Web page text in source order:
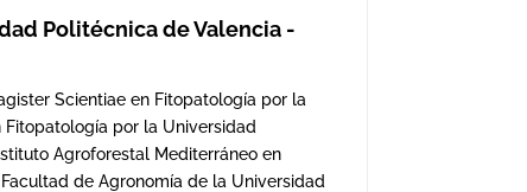
Politécnica de Valencia -
Scientiae en Fitopatología por la
por la Universidad
Agroforestal Mediterráneo en
de Agronomía de la Universidad